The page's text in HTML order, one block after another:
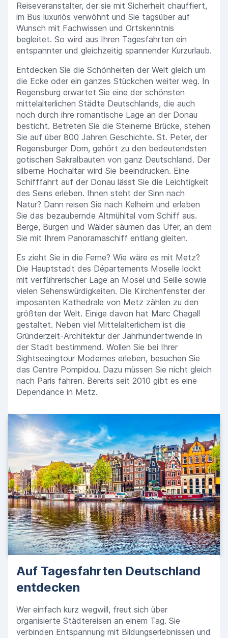
Reiseveranstalter, der sie mit Sicherheit chauffiert,
im Bus luxuriös verwöhnt und Sie tagsüber auf
Wunsch mit Fachwissen und Ortskenntnis
begleitet. So wird aus Ihren Tagesfahrten ein
entspannter und gleichzeitig spannender Kurzurlaub.
Entdecken Sie die Schönheiten der Welt gleich um
die Ecke oder ein ganzes Stückchen weiter weg. In
Regensburg erwartet Sie eine der schönsten
mittelalterlichen Städte Deutschlands, die auch
noch durch ihre romantische Lage an der Donau
besticht. Betreten Sie die Steinerne Brücke, stehen
Sie auf über 800 Jahren Geschichte. St. Peter, der
Regensburger Dom, gehört zu den bedeutendsten
gotischen Sakralbauten von ganz Deutschland. Der
silberne Hochaltar wird Sie beeindrucken. Eine
Schifffahrt auf der Donau lässt Sie die Leichtigkeit
des Seins erleben. Ihnen steht der Sinn nach
Natur? Dann reisen Sie nach Kelheim und erleben
Sie das bezaubernde Altmühltal vom Schiff aus.
Berge, Burgen und Wälder säumen das Ufer, an dem
Sie mit Ihrem Panoramaschiff entlang gleiten.
Es zieht Sie in die Ferne? Wie wäre es mit Metz?
Die Hauptstadt des Départements Moselle lockt
mit verführerischer Lage an Mosel und Seille sowie
vielen Sehenswürdigkeiten. Die Kirchenfenster der
imposanten Kathedrale von Metz zählen zu den
größten der Welt. Einige davon hat Marc Chagall
gestaltet. Neben viel Mittelalterlichem ist die
Gründerzeit-Architektur der Jahrhundertwende in
der Stadt bestimmend. Wollen Sie bei Ihrer
Sightseeingtour Modernes erleben, besuchen Sie
das Centre Pompidou. Dazu müssen Sie nicht gleich
nach Paris fahren. Bereits seit 2010 gibt es eine
Dependance in Metz.
Auf Tagesfahrten Deutschland
entdecken
Wer einfach kurz wegwill, freut sich über
organisierte Städtereisen an einem Tag. Sie
verbinden Entspannung mit Bildungserlebnissen und